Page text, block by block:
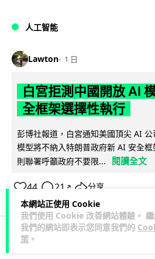
本網站正使用 Cookie
我們使用 Cookie 改善網站體驗。
我們的網站即表示您同意我們的
策 。
人工智能
Lawton 1 日
白宮拒測中國開放 AI
全框架選擇性執行
彭博社報道，白宮通知美國頂尖 AI
模型將不納入特朗普政府新 AI 安全
則聯署呼籲政府不要限...
閱讀全文
44 21 ↗ 分享